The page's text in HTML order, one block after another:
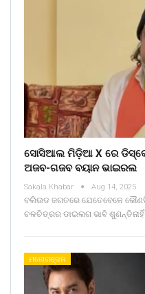
ସୋସିଆଲ ମିଡ଼ିଆ X ରେ
ଅଜବ-ଗଜବ ବୟାନ ଭାଇରଲ
Sakala Khabar Aug 14, 2025
ବଲିଉଡ ଜଗତରେ ଯେତେବେଳେ
ଚଳଚିତ୍ରର ଡାଇଲଗ ଭାବି ଶୁଣନ୍ତିନାହିଁ
ମନୋରଞ୍ଜନ